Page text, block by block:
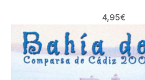
4,95€